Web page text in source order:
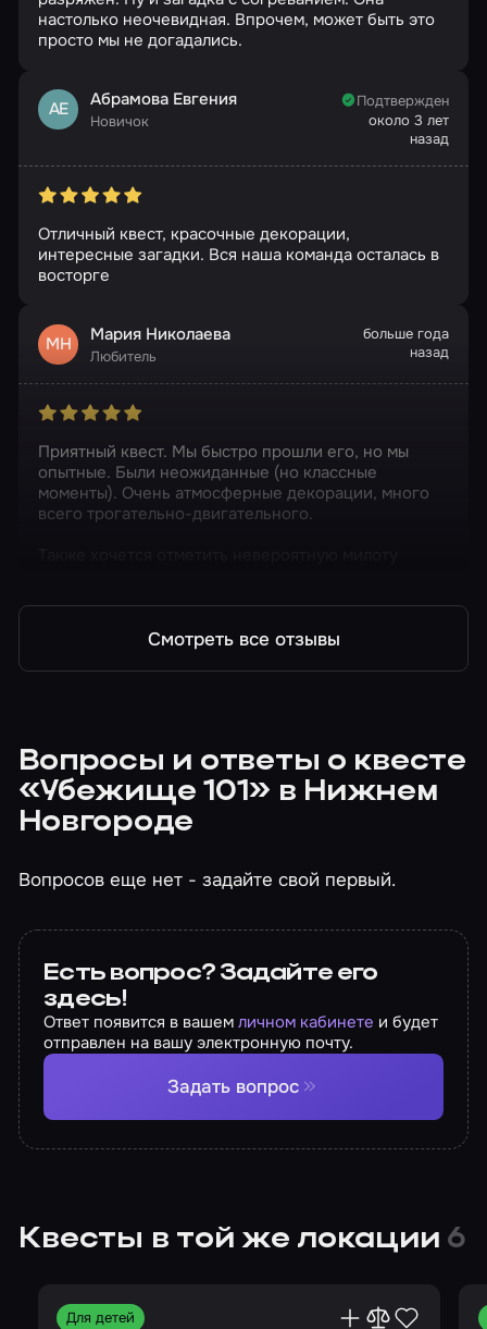
настолько неочевидная. Впрочем, может быть это
просто мы не догадались.
АЕ Абрамова Евгения
Новичок
Подтвержден
около 3 лет
назад
Отличный квест, красочные декорации,
интересные загадки. Вся наша команда осталась в
восторге
МН Мария Николаева
Любитель
больше года
назад
Приятный квест. Мы быстро прошли его, но мы
опытные. Были неожиданные (но классные
моменты). Очень атмосферные декорации, много
всего трогательно-двигательного.
Смотреть все отзывы
Вопросы и ответы о квесте
«Убежище 101» в Нижнем
Новгороде
Вопросов еще нет - задайте свой первый.
Есть вопрос? Задайте его
здесь!
Ответ появится в вашемличном кабинете и будет
отправлен на вашу электронную почту.
Задать вопрос
Квесты в той же локации 6
Для детей